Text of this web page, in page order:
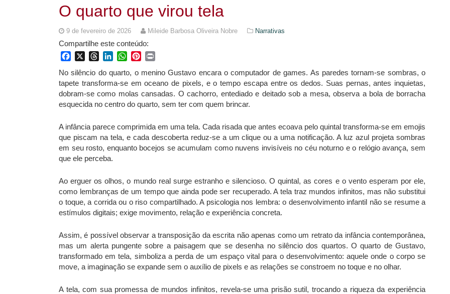
O quarto que virou tela
9 de fevereiro de 2026 Mileide Barbosa Oliveira Nobre Narrativas
Compartilhe este conteúdo:
FacebookThreadsLinkedInWhatsApp
Pinterest
No silêncio do quarto, o menino Gustavo encara o computador de games. As paredes tornam-se sombras, o
tapete transforma-se em oceano de pixels, e o tempo escapa entre os dedos. Suas pernas, antes inquietas,
dobram-se como molas cansadas. O cachorro, entediado e deitado sob a mesa, observa a bola de borracha
esquecida no centro do quarto, sem ter com quem brincar.
A infância parece comprimida em uma tela. Cada risada que antes ecoava pelo quintal transforma-se em emojis
que piscam na tela, e cada descoberta reduz-se a um clique ou a uma notificação. A luz azul projeta sombras
em seu rosto, enquanto bocejos se acumulam como nuvens invisíveis no céu noturno e o relógio avança, sem
que ele perceba.
Ao erguer os olhos, o mundo real surge estranho e silencioso. O quintal, as cores e o vento esperam por ele,
como lembranças de um tempo que ainda pode ser recuperado. A tela traz mundos infinitos, mas não substitui
o toque, a corrida ou o riso compartilhado. A psicologia nos lembra: o desenvolvimento infantil não se resume a
estímulos digitais; exige movimento, relação e experiência concreta.
Assim, é possível observar a transposição da escrita não apenas como um retrato da infância contemporânea,
mas um alerta pungente sobre a paisagem que se desenha no silêncio dos quartos. O quarto de Gustavo,
transformado em tela, simboliza a perda de um espaço vital para o desenvolvimento: aquele onde o corpo se
move, a imaginação se expande sem o auxílio de pixels e as relações se constroem no toque e no olhar.
A tela, com sua promessa de mundos infinitos, revela-se uma prisão sutil, trocando a riqueza da experiência